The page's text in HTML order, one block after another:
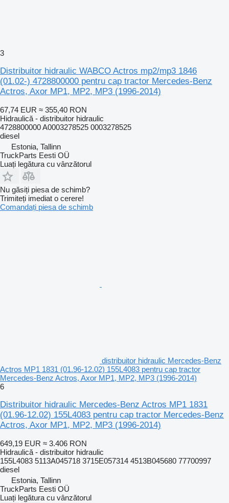
3
Distribuitor hidraulic WABCO Actros mp2/mp3 1846
(01.02-) 4728800000 pentru cap tractor Mercedes-Benz
Actros, Axor MP1, MP2, MP3 (1996-2014)
67,74 EUR ≈ 355,40 RON
Hidraulică - distribuitor hidraulic
4728800000 A0003278525 0003278525
diesel
Estonia, Tallinn
TruckParts Eesti OÜ
Luați legătura cu vânzătorul
Nu găsiți piesa de schimb?
Trimiteți imediat o cerere!
Comandați piesa de schimb
distribuitor hidraulic Mercedes-Benz
Actros MP1 1831 (01.96-12.02) 155L4083 pentru cap tractor
Mercedes-Benz Actros, Axor MP1, MP2, MP3 (1996-2014)
6
Distribuitor hidraulic Mercedes-Benz Actros MP1 1831
(01.96-12.02) 155L4083 pentru cap tractor Mercedes-Benz
Actros, Axor MP1, MP2, MP3 (1996-2014)
649,19 EUR ≈ 3.406 RON
Hidraulică - distribuitor hidraulic
155L4083 5113A045718 3715E057314 4513B045680 77700997
diesel
Estonia, Tallinn
TruckParts Eesti OÜ
Luați legătura cu vânzătorul